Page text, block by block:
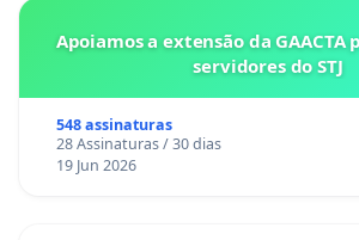
Apoiamos a extensão da GAACTA
servidores do STJ
548 assinaturas
28 Assinaturas / 30 dias
19 Jun 2026